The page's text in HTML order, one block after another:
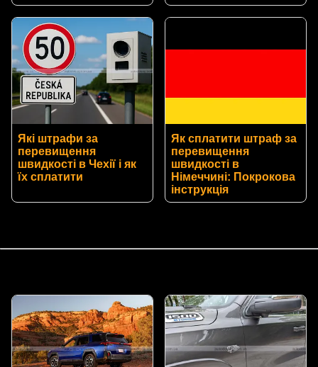
Які штрафи за
перевищення
швидкості в Чехії і як
їх сплатити
Як сплатити штраф за
перевищення
швидкості в
Німеччині: Покрокова
інструкція